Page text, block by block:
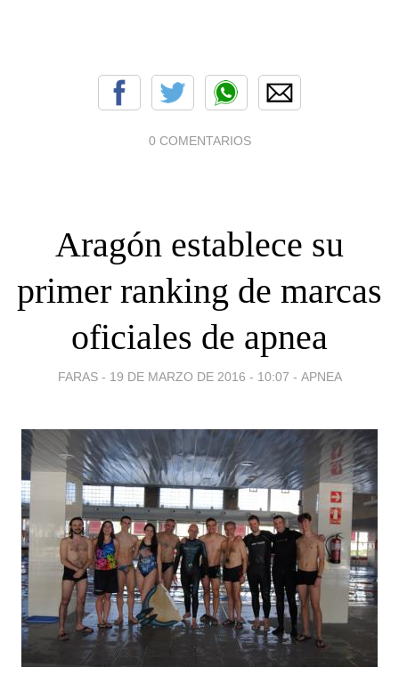
0 COMENTARIOS
Aragón establece su
primer ranking de marcas
oficiales de apnea
FARAS - 19 DE MARZO DE 2016 - 10:07 - APNEA